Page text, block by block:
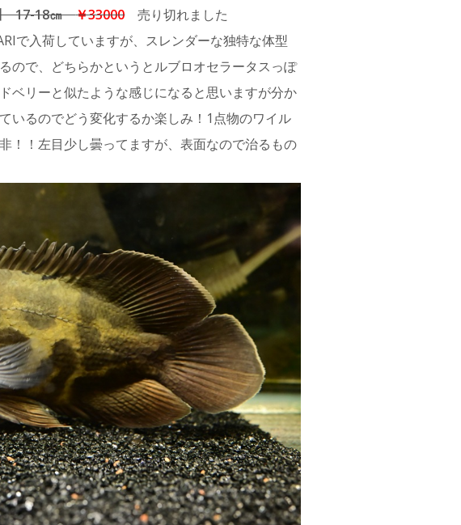
川 17-18㎝￥33000売り切れました
で入荷していますが、スレンダーな独特な体型
ので、どちらかというとルブロオセラータスっぽ
ベリーと似たような感じになると思いますが分か
いるのでどう変化するか楽しみ！1点物のワイル
！！左目少し曇ってますが、表面なので治るもの